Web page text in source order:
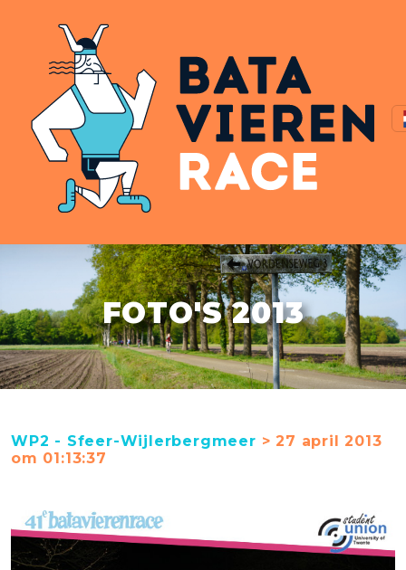
FOTO'S 2013
WP2 - Sfeer-Wijlerbergmeer > 27 april 2013
om 01:13:37